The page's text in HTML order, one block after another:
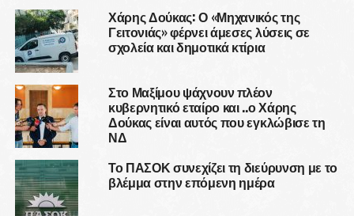
Χάρης Δούκας: Ο «Μηχανικός της
Γειτονιάς» φέρνει άμεσες λύσεις σε
σχολεία και δημοτικά κτίρια
Στο Μαξίμου ψάχνουν πλέον
κυβερνητικό εταίρο και ..ο Χάρης
Δούκας είναι αυτός που εγκλώβισε τη
ΝΔ
Το ΠΑΣΟΚ συνεχίζει τη διεύρυνση με το
βλέμμα στην επόμενη ημέρα